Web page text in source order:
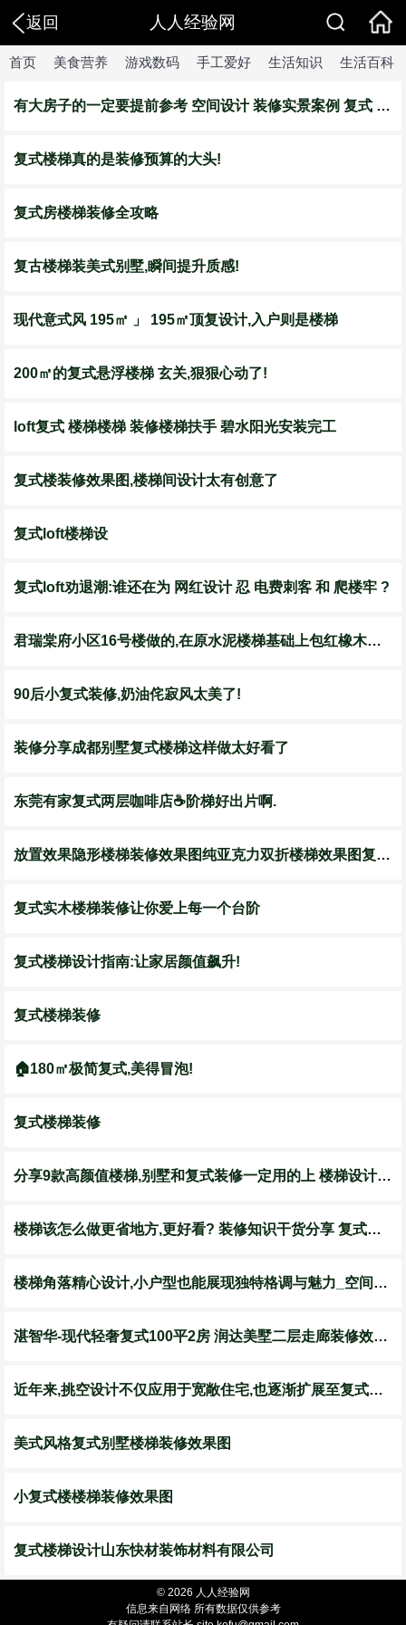
返回 人人经验网
首页 美食营养 游戏数码 手工爱好 生活知识 生活百科
有大房子的一定要提前参考 空间设计 装修实景案例 复式 楼梯
复式楼梯真的是装修预算的大头!
复式房楼梯装修全攻略
复古楼梯装美式别墅,瞬间提升质感!
现代意式风 195㎡ 」 195㎡顶复设计,入户则是楼梯
200㎡的复式悬浮楼梯 玄关,狠狠心动了!
loft复式 楼梯楼梯 装修楼梯扶手 碧水阳光安装完工
复式楼装修效果图,楼梯间设计太有创意了
复式loft楼梯设
复式loft劝退潮:谁还在为 网红设计 忍 电费刺客 和 爬楼牢 ?
君瑞棠府小区16号楼做的,在原水泥楼梯基础上包红橡木原色实木踏面
90后小复式装修,奶油侘寂风太美了!
装修分享成都别墅复式楼梯这样做太好看了
东莞有家复式两层咖啡店☕️阶梯好出片啊.
放置效果隐形楼梯装修效果图纯亚克力双折楼梯效果图复式楼梯效果图
复式实木楼梯装修让你爱上每一个台阶
复式楼梯设计指南:让家居颜值飙升!
复式楼梯装修
🏠180㎡极简复式,美得冒泡!
复式楼梯装修
分享9款高颜值楼梯,别墅和复式装修一定用的上 楼梯设计灵感库 别墅
楼梯该怎么做更省地方,更好看? 装修知识干货分享 复式楼楼
楼梯角落精心设计,小户型也能展现独特格调与魅力_空间_收纳_装修
湛智华-现代轻奢复式100平2房 润达美墅二层走廊装修效果图第3张
近年来,挑空设计不仅应用于宽敞住宅,也逐渐扩展至复式公寓.
美式风格复式别墅楼梯装修效果图
小复式楼楼梯装修效果图
复式楼梯设计山东快材装饰材料有限公司
© 2026 人人经验网
信息来自网络 所有数据仅供参考